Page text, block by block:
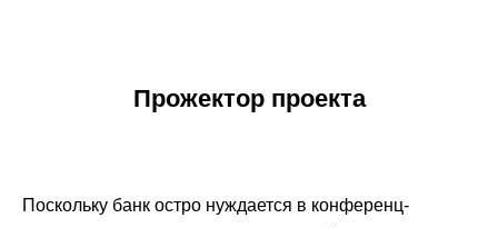
Прожектор проекта
Поскольку банк остро нуждается в конференц-